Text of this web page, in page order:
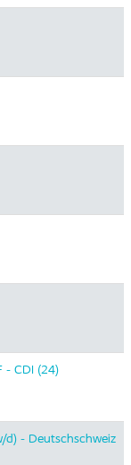
- CDI (24)
- Deutschschweiz